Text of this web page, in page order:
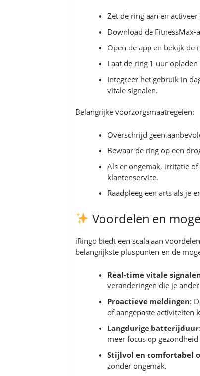
Zet de ring aan en
Download de
Open de app en bekijk de
Laat de ring 1 uur
Integreer het gebruik in
vitale signalen.
Belangrijke voorzorgsmaatregelen:
Overschrijd geen
Bewaar de ring op een
Als er ongemak, irritatie
klantenservice.
Raadpleeg een arts als je
Voordelen en
iRingo biedt een scala aan
belangrijkste pluspunten en de
Real-time vitale signalen
veranderingen die je
Proactieve meldingen:
of aangepaste activiteiten
Langdurige batterijduur
meer focus op
Stijlvol en comfortabel
zonder ongemak.